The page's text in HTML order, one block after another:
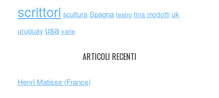
scrittori scultura Spagna teatro tina modotti uk
uruguay usa varie
ARTICOLI RECENTI
Henri Matisse (France)